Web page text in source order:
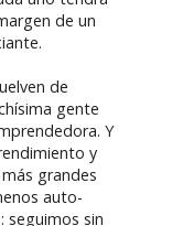
de un
de
gente
Y
y
grandes
auto-
seguimos sin